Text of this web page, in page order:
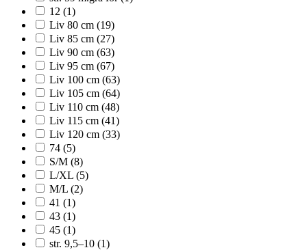
12 (1)
Liv 80 cm (19)
Liv 85 cm (27)
Liv 90 cm (63)
Liv 95 cm (67)
Liv 100 cm (63)
Liv 105 cm (64)
Liv 110 cm (48)
Liv 115 cm (41)
Liv 120 cm (33)
74 (5)
S/M (8)
L/XL (5)
M/L (2)
41 (1)
43 (1)
45 (1)
str. 9,5–10 (1)